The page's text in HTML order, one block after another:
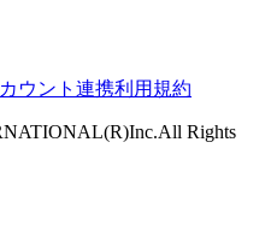
ウント連携利用規約
Rights